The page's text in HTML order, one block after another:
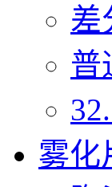
差
普
雾化